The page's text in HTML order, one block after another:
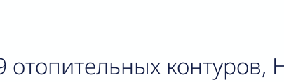
отопительных